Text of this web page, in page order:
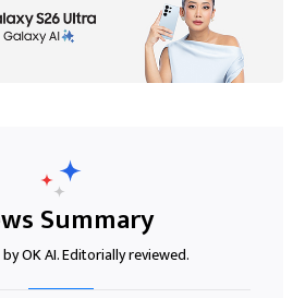
Summary
OK AI. Editorially reviewed.